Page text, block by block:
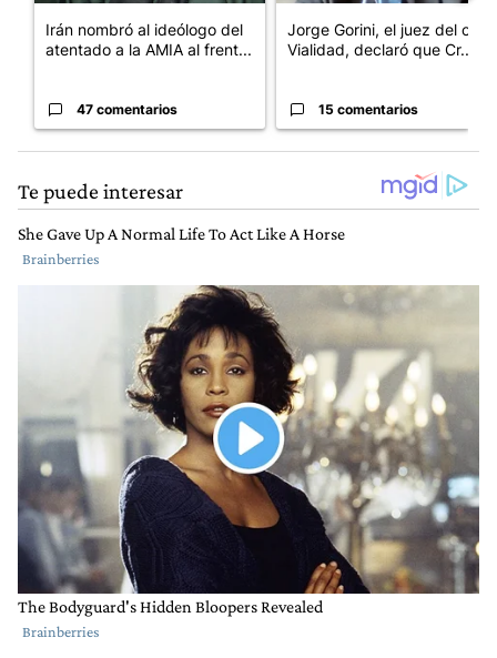
Irán nombró al ideólogo del
atentado a la AMIA al frent...
47 comentarios
Jorge Gorini, el juez del caso
Vialidad, declaró que Cr...
15 comentarios